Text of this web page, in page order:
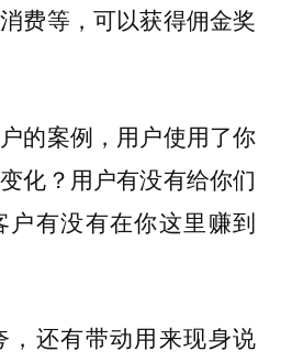
费等，可以获得佣金奖
的案例，用户使用了你
化？用户有没有给你们
有没有在你这里赚到
，还有带动用来现身说